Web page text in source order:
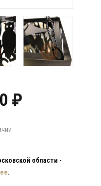
₽
области -
.